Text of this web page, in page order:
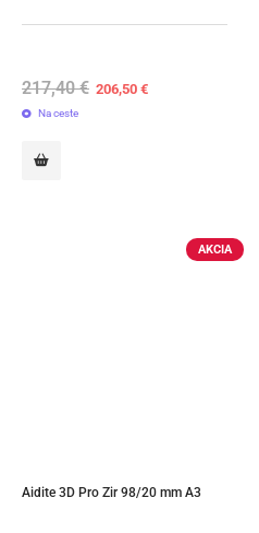
217,40€ Original
price
206,50€Current
Na ceste
AKCIA
Aidite 3D Pro Zir 98/20 mm A3